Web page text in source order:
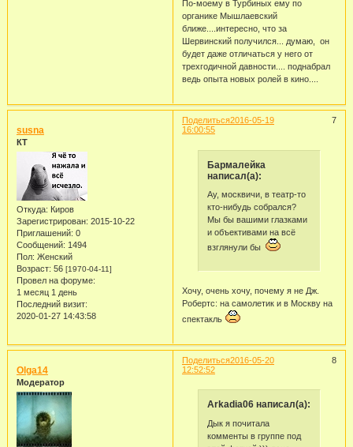
По-моему в Турбиных ему по
органике Мышлаевский
ближе....интересно, что за
Шервинский получился... думаю, он
будет даже отличаться у него от
трехгодичной давности.... поднабрал
ведь опыта новых ролей в кино....
Поделиться 7
2016-05-19
16:00:55
susna
КТ
Откуда: Киров
Зарегистрирован: 2015-10-22
Приглашений: 0
Сообщений: 1494
Пол: Женский
Возраст: 56 [1970-04-11]
Провел на форуме:
1 месяц 1 день
Последний визит:
2020-01-27 14:43:58
Бармалейка
написал(а):
Ау, москвичи, в театр-то
кто-нибудь собрался?
Мы бы вашими глазками
и объективами на всё
взглянули бы
Хочу, очень хочу, почему я не Дж.
Робертс: на самолетик и в Москву на
спектакль
Поделиться 8
2016-05-20
12:52:52
Olga14
Модератор
Arkadia06 написал(а):
Дык я почитала
комменты в группе под